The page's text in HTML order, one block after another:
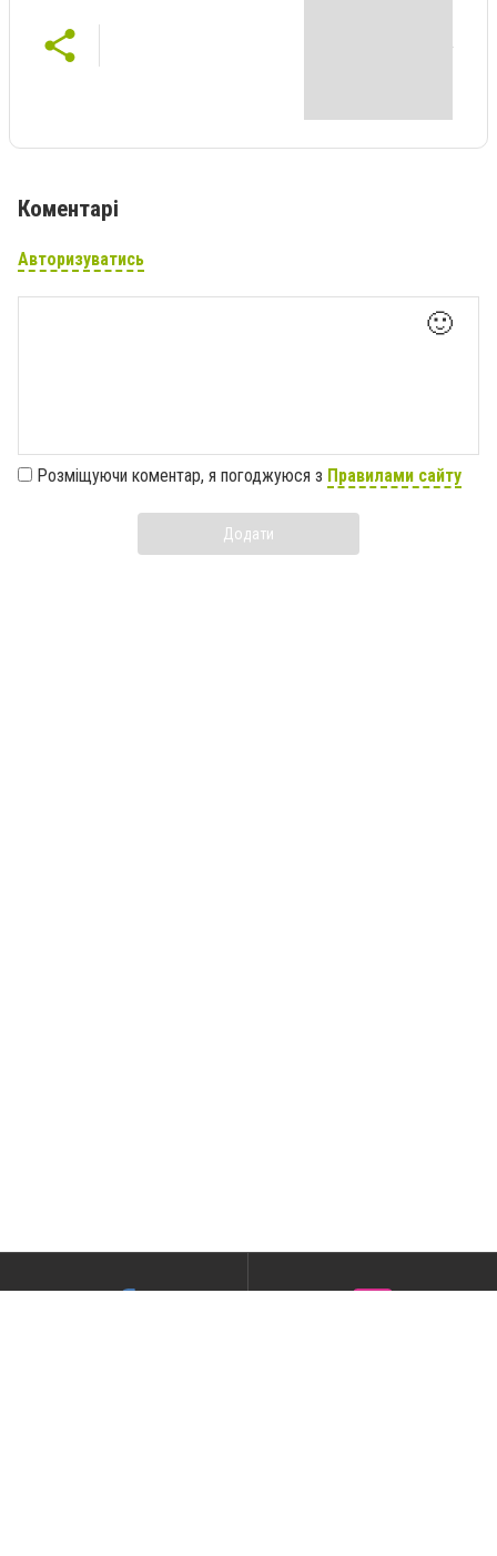
Коментарі
Авторизуватись
🙂
Розміщуючи коментар, я погоджуюся з Правилами сайту
Додати